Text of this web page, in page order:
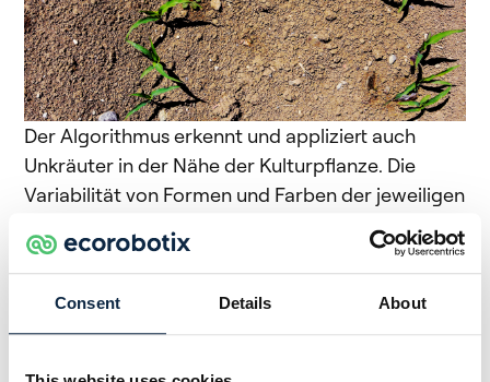
Consent Details About
Der Algorithmus erkennt und appliziert auch
Unkräuter in der Nähe der Kulturpflanze. Die
Variabilität von Formen und Farben der jeweiligen
Zielpflanzen stellen kein Problem für das visuelle
Erkennungssystem dar.
Die ersten Einsätze des Mais-Algorithmus erzielen
sehr gute Ergebnisse. Dies stimmt Ecorobotix